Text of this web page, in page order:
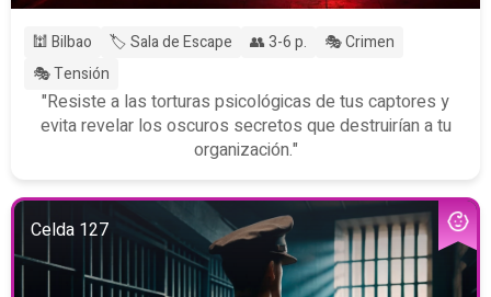
🕍 Bilbao 🏷️ Sala de Escape 👥 3-6 p.
🎭 Crimen
🎭 Tensión
"Resiste a las torturas psicológicas de tus captores y
evita revelar los oscuros secretos que destruirían a tu
organización."
Celda 127